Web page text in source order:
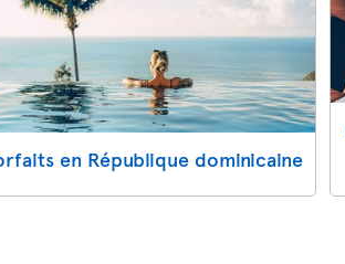
en République dominicaine